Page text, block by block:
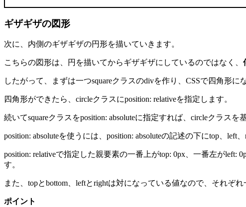
ギザギザの図形
次に、内側のギザギザの円形を描いていきます。
こちらの図形は、円を描いてからギザギザにしているのではなく、
したがって、まずは一つsquareクラスのdivを作り、CSSで四角形に
四角形ができたら、circleクラスにposition: relativeを指定します。
続いてsquareクラスをposition: absoluteに指定すれば、circleクラス
position: absoluteを使うには、position: absoluteの記述の下にtop、left
position: relativeで指定した親要素の一番上がtop: 0px、一番左が
す。
また、topとbottom、leftとrightは対になっている値なので、それぞ
ポイント